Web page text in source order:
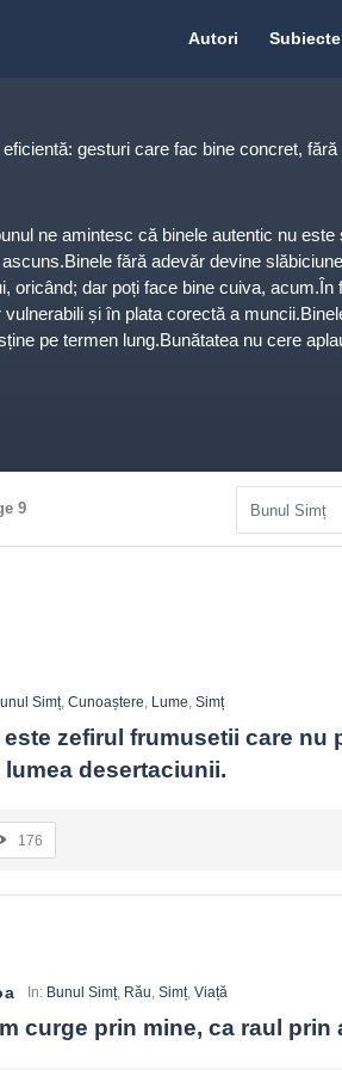
Citate.ro
Autori Subiecte
gesturi care fac bine concret,
ne amintesc că binele autentic nu
fără adevăr devine
oricând; dar poți face bine cuiva,
și în plata corectă a
pe termen lung.Bunătatea nu cere
Acolo unde bunul devine normal,
dependențe. Binele eficient întărește
9
Simț, Cunoaștere, Lume, Simț
zefirul frumusetii care nu
desertaciunii.
176
In: Bunul Simț Rău Simț Viață
curge prin mine, ca raul prin